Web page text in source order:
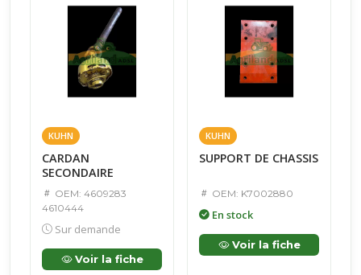
KUHN
CARDAN
SECONDAIRE
OEM: 4609283
4610444
Sur demande
Voir la fiche
KUHN
SUPPORT DE CHASSIS
OEM: K7002880
En stock
Voir la fiche